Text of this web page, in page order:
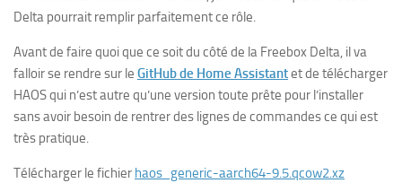
Delta pourrait remplir parfaitement ce rôle.
Avant de faire quoi que ce soit du côté de la Freebox Delta, il va
falloir se rendre sur le GitHub de Home Assistantet de télécharger
HAOS qui n’est autre qu’une version toute prête pour l’installer
sans avoir besoin de rentrer des lignes de commandes ce qui est
très pratique.
Télécharger le fichier haos_generic-aarch64-9.5.qcow2.xz